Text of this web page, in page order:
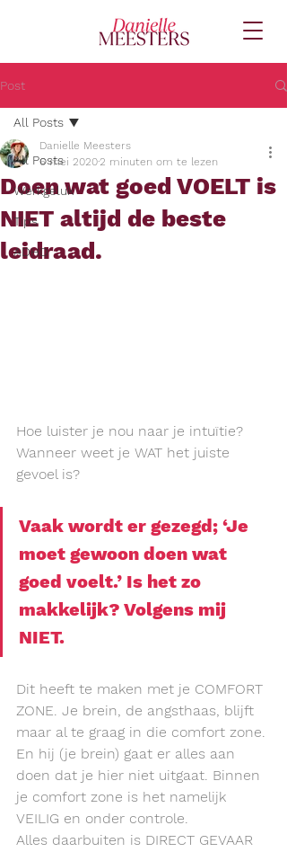
Post
All Posts
Werkgeluk
Tips
ADHD
All Posts
Doen wat goed VOELT is
NIET altijd de beste
leidraad.
Danielle Meesters
6 mei 20202 minuten om te lezen
Hoe luister je nou naar je intuïtie?
Wanneer weet je WAT het juiste
gevoel is?
Vaak wordt er gezegd; ‘Je
moet gewoon doen wat
goed voelt.’ Is het zo
makkelijk? Volgens mij
NIET.
Dit heeft te maken met je COMFORT
ZONE. Je brein, de angsthaas, blijft
maar al te graag in die comfort zone.
En hij (je brein) gaat er alles aan
doen dat je hier niet uitgaat. Binnen
je comfort zone is het namelijk
VEILIG en onder controle.
Alles daarbuiten is DIRECT GEVAAR